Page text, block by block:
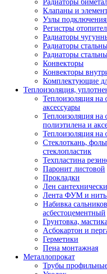
Радиаторы
Клапаны и
Узлы подключения
Регистры
Радиаторы
Радиаторы
Радиаторы
Конвекторы
Конвекторы
Комплектующие
Теплоизоляция,
Теплоизоляция на
аксессуары
Теплоизоляция на
полиэтилена и
Теплоизоляция на
Стеклоткань,
стеклопластик
Техпластина
Паронит листовой
Прокладки
Лен
Лента ФУМ и нить
Набивка
асбестоцементный
Грунтовка,
Асбокартон и
Герметики
Пена монтажная
Металлопрокат
Трубы